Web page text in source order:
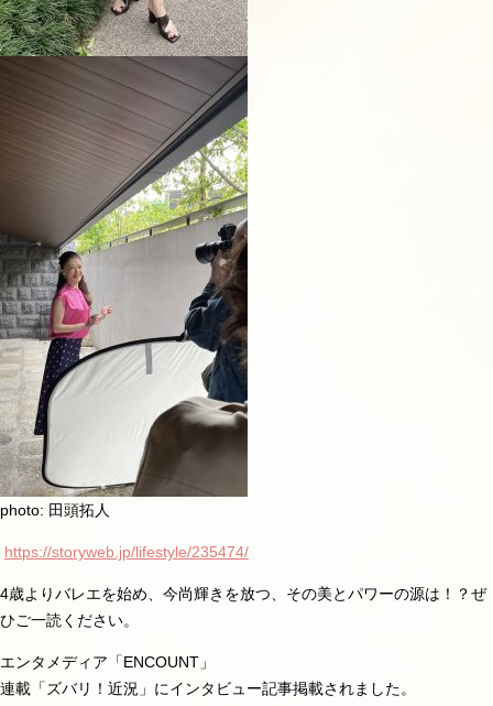
photo: 田頭拓人
https://storyweb.jp/lifestyle/235474/
4歳よりバレエを始め、今尚輝きを放つ、その美とパワーの源は！？ぜ
ひご一読ください。
エンタメディア「ENCOUNT」
連載「ズバリ！近況」にインタビュー記事掲載されました。